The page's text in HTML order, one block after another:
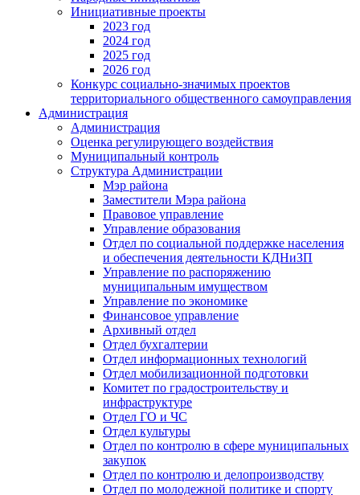
Инициативные проекты
2023 год
2024 год
2025 год
2026 год
Конкурс социально-значимых проектов
территориального общественного самоуправления
Администрация
Администрация
Оценка регулирующего воздействия
Муниципальный контроль
Структура Администрации
Мэр района
Заместители Мэра района
Правовое управление
Управление образования
Отдел по социальной поддержке населения
и обеспечения деятельности КДНиЗП
Управление по распоряжению
муниципальным имуществом
Управление по экономике
Финансовое управление
Архивный отдел
Отдел бухгалтерии
Отдел информационных технологий
Отдел мобилизационной подготовки
Комитет по градостроительству и
инфраструктуре
Отдел ГО и ЧС
Отдел культуры
Отдел по контролю в сфере муниципальных
закупок
Отдел по контролю и делопроизводству
Отдел по молодежной политике и спорту